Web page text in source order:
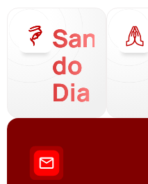
Santo
do
Dia